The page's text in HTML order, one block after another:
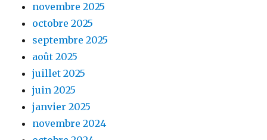
novembre 2025
octobre 2025
septembre 2025
août 2025
juillet 2025
juin 2025
janvier 2025
novembre 2024